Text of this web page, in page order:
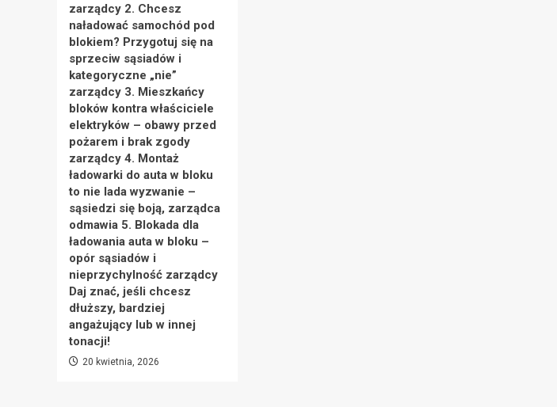
zarządcy 2. Chcesz
naładować samochód pod
blokiem? Przygotuj się na
sprzeciw sąsiadów i
kategoryczne „nie”
zarządcy 3. Mieszkańcy
bloków kontra właściciele
elektryków – obawy przed
pożarem i brak zgody
zarządcy 4. Montaż
ładowarki do auta w bloku
to nie lada wyzwanie –
sąsiedzi się boją, zarządca
odmawia 5. Blokada dla
ładowania auta w bloku –
opór sąsiadów i
nieprzychylność zarządcy
Daj znać, jeśli chcesz
dłuższy, bardziej
angażujący lub w innej
tonacji!
20 kwietnia, 2026